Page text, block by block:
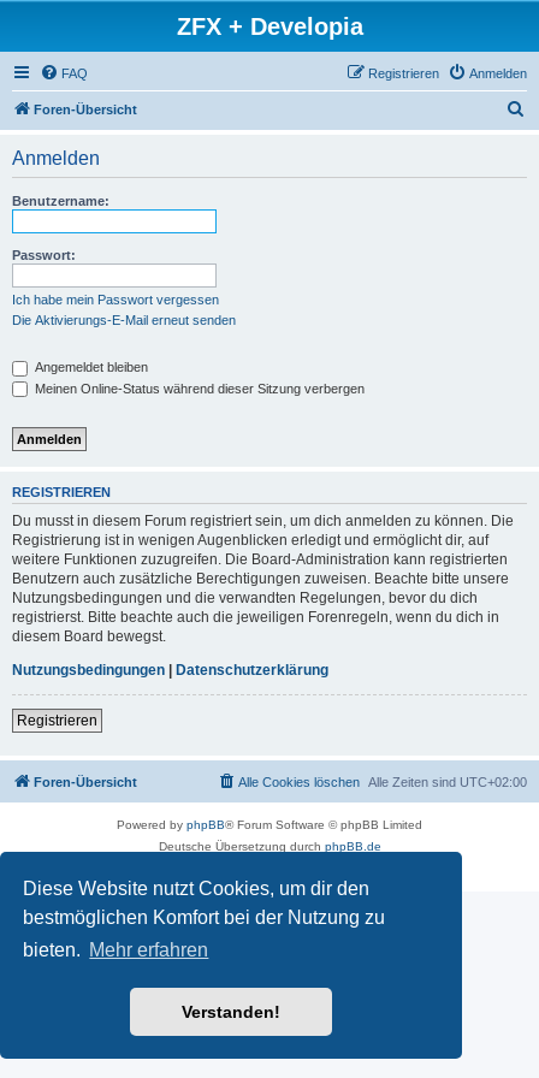
Diese Website nutzt Cookies, um dir den
bestmöglichen Komfort bei der Nutzung zu
bieten. Mehr erfahren
Verstanden!
ZFX + Developia
FAQ Anmelden
Registrieren
Foren-Übersicht
Anmelden
Benutzername:
Passwort:
Ich habe mein Passwort vergessen
Die Aktivierungs-E-Mail erneut senden
Angemeldet bleiben
Meinen Online-Status während dieser Sitzung verbergen
REGISTRIEREN
Du musst in diesem Forum registriert sein, um dich anmelden zu können. Die
Registrierung ist in wenigen Augenblicken erledigt und ermöglicht dir, auf
weitere Funktionen zuzugreifen. Die Board-Administration kann registrierten
Benutzern auch zusätzliche Berechtigungen zuweisen. Beachte bitte unsere
Nutzungsbedingungen und die verwandten Regelungen, bevor du dich
registrierst. Bitte beachte auch die jeweiligen Forenregeln, wenn du dich in
diesem Board bewegst.
Nutzungsbedingungen | Datenschutzerklärung
Registrieren
Foren-Übersicht Alle Zeiten sind UTC+02:00
Alle Cookies löschen
Powered by phpBB® Forum Software © phpBB Limited
Deutsche Übersetzung durch phpBB.de